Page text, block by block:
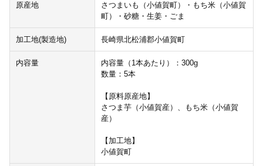
原産地
さつまいも（小値賀町）・もち米（小値賀
町）・砂糖・生姜・ごま
加工地(製造地) 長崎県北松浦郡小値賀町
内容量
内容量（1本あたり）：300g
数量：5本
【原料原産地】
さつま芋（小値賀産）、もち米（小値賀
産）
【加工地】
小値賀町